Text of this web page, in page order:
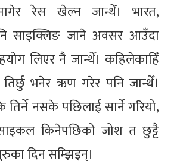
रेस खेल्न जान्थेँ। भारत,
साइक्लिङ जाने अवसर आउँदा
लिएर नै जान्थेँ। कहिलेकाहिँ
भनेर ऋण गरेर पनि जान्थेँ।
नसके पछिलाई सार्ने गरियो,
किनेपछिको जोश त छुट्टै
दिन सम्झिइन्।